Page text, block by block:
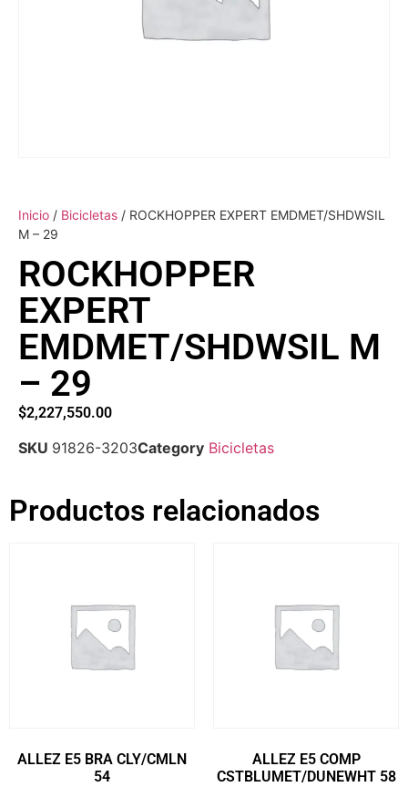
Inicio / Bicicletas / ROCKHOPPER EXPERT EMDMET/SHDWSIL
M – 29
ROCKHOPPER
EXPERT
EMDMET/SHDWSIL M
– 29
$2,227,550.00
SKU 91826-3203Category Bicicletas
Productos relacionados
ALLEZ E5 BRA CLY/CMLN
54
ALLEZ E5 COMP
CSTBLUMET/DUNEWHT 58